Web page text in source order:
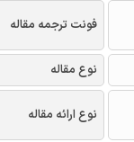
فونت ترجمه مقاله
نوع مقاله
نوع ارائه مقاله